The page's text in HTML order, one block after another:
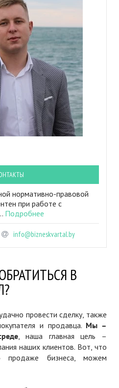
нормативно-правовой
при работе с
Подробнее
info@bizneskvartal.by
В
провести сделку, также
и продавца. Мы –
, наша главная цель –
наших клиентов. Вот, что
продаже бизнеса, можем